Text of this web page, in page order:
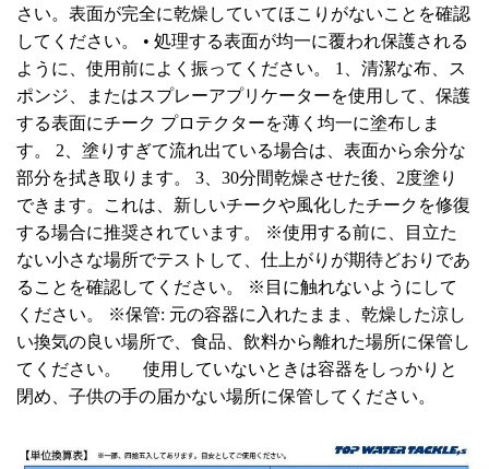
さい。表面が完全に乾燥していてほこりがないことを確認
してください。 • 処理する表面が均一に覆われ保護される
ように、使用前によく振ってください。 1、清潔な布、ス
ポンジ、またはスプレーアプリケーターを使用して、保護
する表面にチーク プロテクターを薄く均一に塗布しま
す。 2、塗りすぎて流れ出ている場合は、表面から余分な
部分を拭き取ります。 3、30分間乾燥させた後、2度塗り
できます。これは、新しいチークや風化したチークを修復
する場合に推奨されています。 ※使用する前に、目立た
ない小さな場所でテストして、仕上がりが期待どおりであ
ることを確認してください。 ※目に触れないようにして
ください。 ※保管: 元の容器に入れたまま、乾燥した涼し
い換気の良い場所で、食品、飲料から離れた場所に保管し
てください。 使用していないときは容器をしっかりと
閉め、子供の手の届かない場所に保管してください。